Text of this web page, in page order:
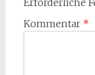
Erforderliche
Kommentar *